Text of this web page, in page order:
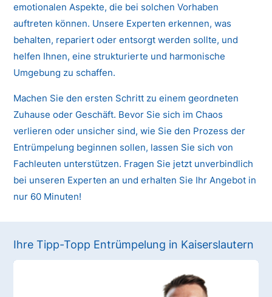
emotionalen Aspekte, die bei solchen Vorhaben
auftreten können. Unsere Experten erkennen, was
behalten, repariert oder entsorgt werden sollte, und
helfen Ihnen, eine strukturierte und harmonische
Umgebung zu schaffen.
Machen Sie den ersten Schritt zu einem geordneten
Zuhause oder Geschäft. Bevor Sie sich im Chaos
verlieren oder unsicher sind, wie Sie den Prozess der
Entrümpelung beginnen sollen, lassen Sie sich von
Fachleuten unterstützen. Fragen Sie jetzt unverbindlich
bei unseren Experten an und erhalten Sie Ihr Angebot in
nur 60 Minuten!
Ihre Tipp-Topp Entrümpelung in Kaiserslautern